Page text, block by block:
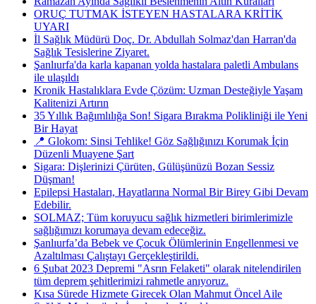
ORUÇ TUTMAK İSTEYEN HASTALARA KRİTİK
UYARI
İl Sağlık Müdürü Doç. Dr. Abdullah Solmaz'dan Harran'da
Sağlık Tesislerine Ziyaret.
Şanlıurfa'da karla kapanan yolda hastalara paletli Ambulans
ile ulaşıldı
Kronik Hastalıklara Evde Çözüm: Uzman Desteğiyle Yaşam
Kalitenizi Artırın
35 Yıllık Bağımlılığa Son! Sigara Bırakma Polikliniği ile Yeni
Bir Hayat
📍 Glokom: Sinsi Tehlike! Göz Sağlığınızı Korumak İçin
Düzenli Muayene Şart
Sigara: Dişlerinizi Çürüten, Gülüşünüzü Bozan Sessiz
Düşman!
Epilepsi Hastaları, Hayatlarına Normal Bir Birey Gibi Devam
Edebilir.
SOLMAZ; Tüm koruyucu sağlık hizmetleri birimlerimizle
sağlığımızı korumaya devam edeceğiz.
Şanlıurfa’da Bebek ve Çocuk Ölümlerinin Engellenmesi ve
Azaltılması Çalıştayı Gerçekleştirildi.
6 Şubat 2023 Depremi "Asrın Felaketi" olarak nitelendirilen
tüm deprem şehitlerimizi rahmetle anıyoruz.
Kısa Sürede Hizmete Girecek Olan Mahmut Öncel Aile